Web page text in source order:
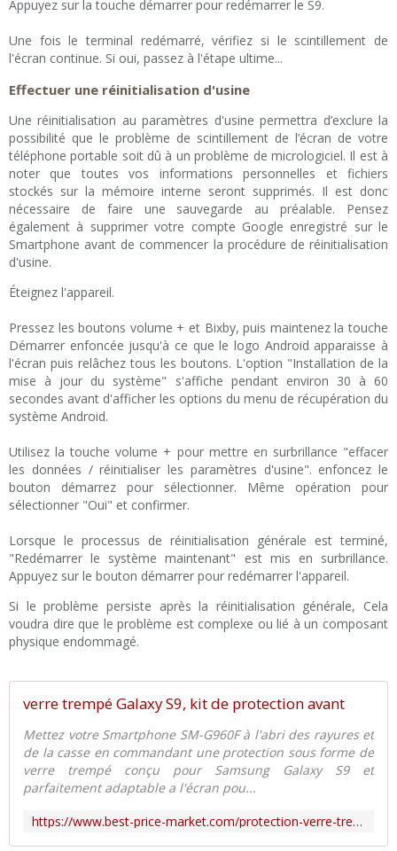
Appuyez sur la touche démarrer pour redémarrer le S9.
Une fois le terminal redémarré, vérifiez si le scintillement de
l'écran continue. Si oui, passez à l'étape ultime...
Effectuer une réinitialisation d'usine
Une réinitialisation au paramètres d'usine permettra d’exclure la
possibilité que le problème de scintillement de l’écran de votre
téléphone portable soit dû à un problème de micrologiciel. Il est à
noter que toutes vos informations personnelles et fichiers
stockés sur la mémoire interne seront supprimés. Il est donc
nécessaire de faire une sauvegarde au préalable. Pensez
également à supprimer votre compte Google enregistré sur le
Smartphone avant de commencer la procédure de réinitialisation
d'usine.
Éteignez l'appareil.
Pressez les boutons volume + et Bixby, puis maintenez la touche
Démarrer enfoncée jusqu'à ce que le logo Android apparaisse à
l'écran puis relâchez tous les boutons. L'option "Installation de la
mise à jour du système" s'affiche pendant environ 30 à 60
secondes avant d'afficher les options du menu de récupération du
système Android.
Utilisez la touche volume + pour mettre en surbrillance "effacer
les données / réinitialiser les paramètres d'usine". enfoncez le
bouton démarrez pour sélectionner. Même opération pour
sélectionner "Oui" et confirmer.
Lorsque le processus de réinitialisation générale est terminé,
"Redémarrer le système maintenant" est mis en surbrillance.
Appuyez sur le bouton démarrer pour redémarrer l'appareil.
Si le problème persiste après la réinitialisation générale, Cela
voudra dire que le problème est complexe ou lié à un composant
physique endommagé.
verre trempé Galaxy S9, kit de protection avant
Mettez votre Smartphone SM-G960F à l'abri des rayures et
de la casse en commandant une protection sous forme de
verre trempé conçu pour Samsung Galaxy S9 et
parfaitement adaptable a l'écran pou...
https://www.best-price-market.com/protection-verre-trempe-galaxy-s9-c2x25789100